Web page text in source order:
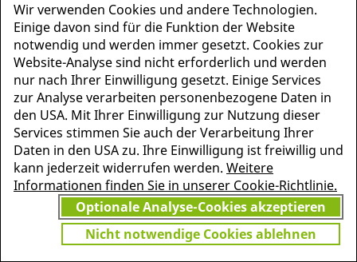
MEHR INFORMATIONEN
ZU PSCHYREMBEL
JETZT
GRATIS TESTEN
Wir verwenden Cookies und andere Technologien.
Einige davon sind für die Funktion der Website
notwendig und werden immer gesetzt. Cookies zur
Website-Analyse sind nicht erforderlich und werden
nur nach Ihrer Einwilligung gesetzt. Einige Services
zur Analyse verarbeiten personenbezogene Daten in
den USA. Mit Ihrer Einwilligung zur Nutzung dieser
Services stimmen Sie auch der Verarbeitung Ihrer
Daten in den USA zu. Ihre Einwilligung ist freiwillig und
kann jederzeit widerrufen werden. Weitere
Informationen finden Sie in unserer Cookie-Richtlinie.
Optionale Analyse-Cookies akzeptieren
Nicht notwendige Cookies ablehnen